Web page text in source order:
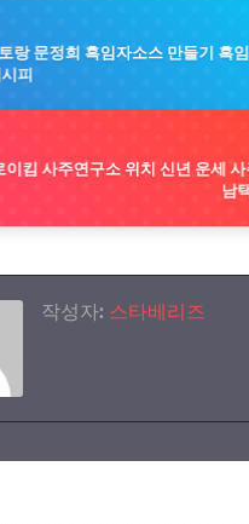
랑 문정희 흑임자소스 만들기 흑
피
이킴 사주연구소 위치 신년 운세
남
작성자: 스타베리즈